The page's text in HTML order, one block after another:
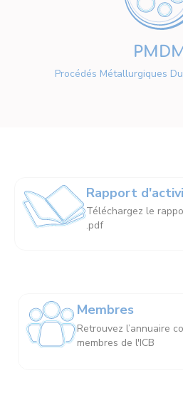
Procédés Métallurgiques
Rapport
Téléchargez le
.pdf
Membres
Retrouvez l’annuaire
membres de l'ICB